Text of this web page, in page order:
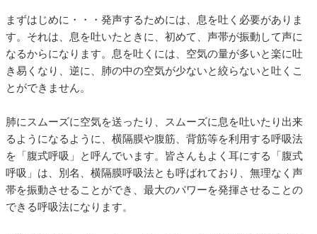
まずはじめに・・・発声するためには、息を吐く必要がありま
す。それは、息を吐いたときに、初めて、声帯が振動して声に
なるからになります。息を吐くには、空気の量が多いと楽に吐
き易くなり、逆に、肺の中の空気が少ないと絞らないと吐くこ
とができません。
肺にスムーズに空気を送ったり、スムーズに息を吐いたり出来
るようになるように、横隔膜や腹筋、背筋等を利用する呼吸法
を「腹式呼吸」と呼んでいます。皆さんもよく耳にする「腹式
呼吸」は、別名、横隔膜呼吸法とも呼ばれており、無理なく声
帯を振動させることができ、最大のパワーを発揮させることの
できる呼吸法になります。